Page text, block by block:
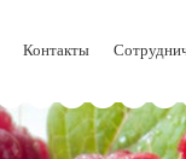
Контакты